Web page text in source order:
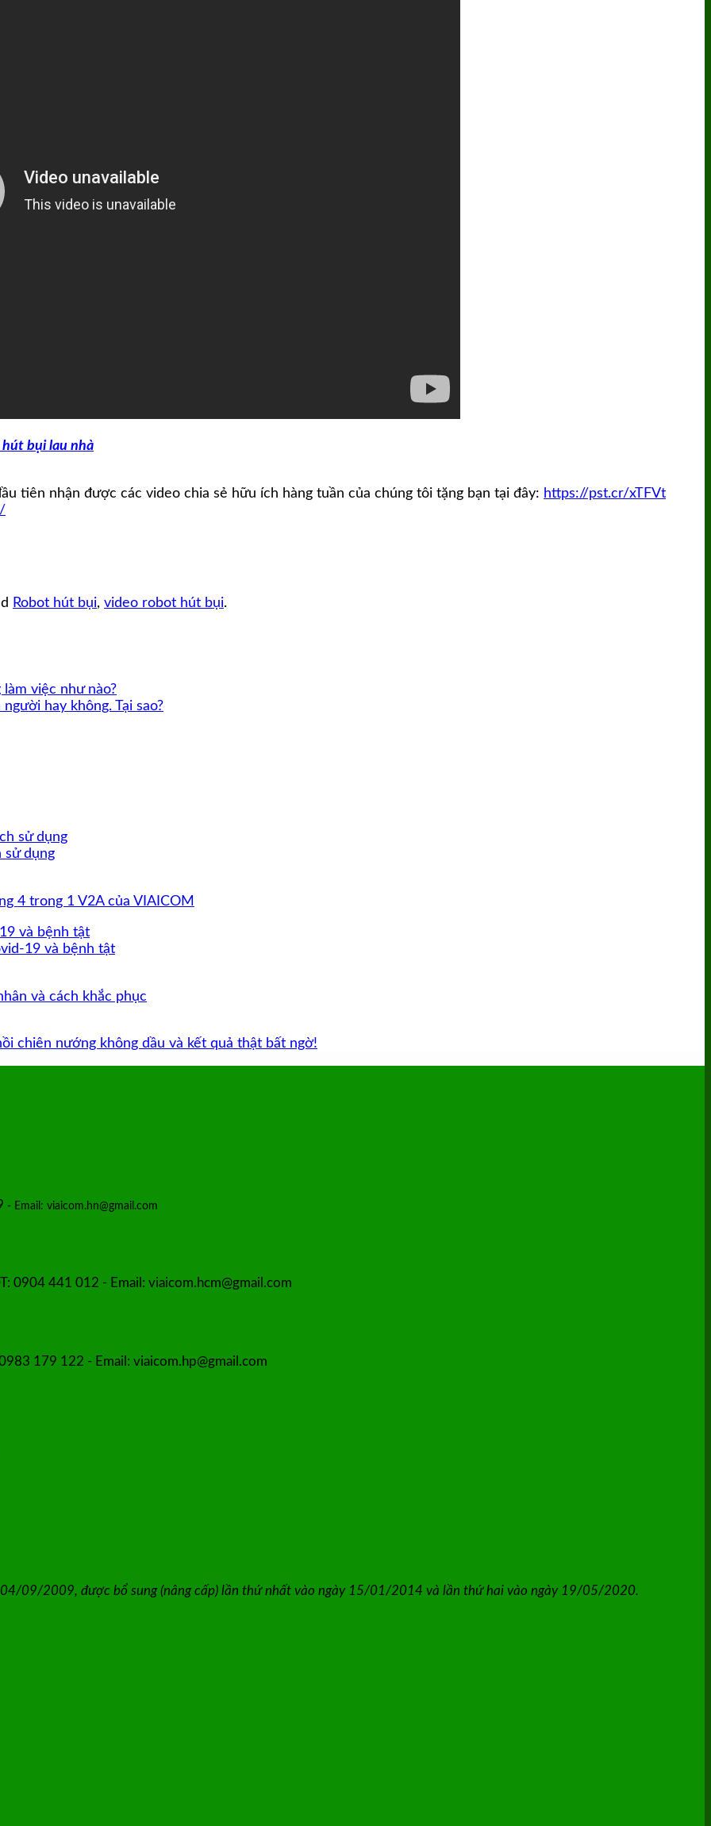
hút bụi lau nhà
tiên nhận được các video chia sẻ hữu ích hàng tuần của chúng tôi tặng bạn tại đây: https://pst.cr/xTFVt
Robot hút bụi, video robot hút bụi.
việc như nào?
hay không. Tại sao?
sử dụng
4 trong 1 V2A của VIAICOM
19 và bệnh tật
và cách khắc phục
chiên nướng không dầu và kết quả thật bất ngờ!
- Email: viaicom.hn@gmail.com
0904 441 012 - Email: viaicom.hcm@gmail.com
179 122 - Email: viaicom.hp@gmail.com
09/2009, được bổ sung (nâng cấp) lần thứ nhất vào ngày 15/01/2014 và lần thứ hai vào ngày 19/05/2020.